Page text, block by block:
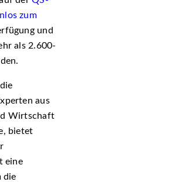
zum
und
als 2.600-
aus
Wirtschaft
bietet
eine
die